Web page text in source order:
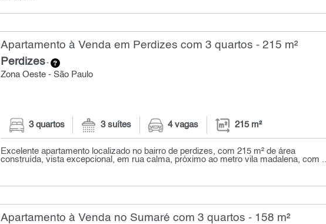
Apartamento à Venda em Perdizes com 3 quartos - 215 m²
Perdizes-
Zona Oeste - São Paulo
3 quartos 3 suítes 4 vagas 215 m²
Excelente apartamento localizado no bairro de perdizes, com 215 m² de área
construída, vista excepcional, em rua calma, próximo ao metro vila madalena, com ...
Apartamento à Venda no Sumaré com 3 quartos - 158 m²